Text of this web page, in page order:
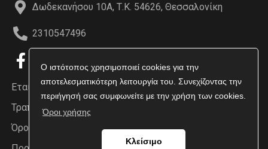
Ο ιστότοπος χρησιμοποιεί cookies για την
αποτελεσματικότερη λειτουργία του. Συνεχίζοντας την
περιήγησή σας συμφωνείτε με την χρήση των cookies.
Όροι χρήσης
Κλείσιμο
Δωδεκανήσου 10Α, Τ.Κ. 54626, Θεσσαλονίκη
2310547496
Εταιρεία
Τραπεζικοί Λογαριασμοί
Όροι χρήσης